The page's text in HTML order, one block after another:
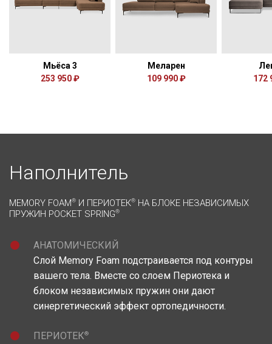
Мьёса 3
253 950 ₽
Меларен
109 990 ₽
172
Наполнитель
MEMORY FOAM® И ПЕРИОТЕК® НА БЛОКЕ НЕЗАВИСИМЫХ
ПРУЖИН POCKET SPRING®
АНАТОМИЧЕСКИЙ
Слой Memory Foam подстраивается под контуры
вашего тела. Вместе со слоем Периотека и
блоком независимых пружин они дают
синергетический эффект ортопедичности.
ПЕРИОТЕК®